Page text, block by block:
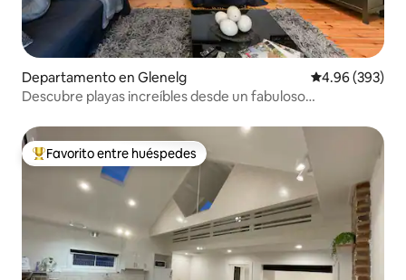
Departamento en Glenelg Calificación
4.96 (393)
Descubre playas increíbles desde un fabuloso
De los mejores en Favorito entre huéspedes
Favorito entre huéspedes